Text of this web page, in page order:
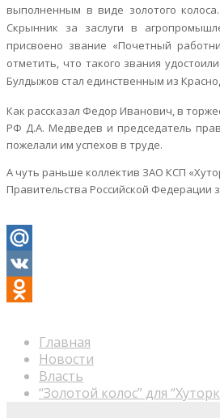
Главная
Новости
Власть
“Золотой колос” для
выполненным в виде золотого
Скрынник за заслуги в
присвоено звание «Почетный
отметить, что такого звания
Булдыжов стал единственным из
Как рассказал Федор Иванович, в
РФ Д.А. Медведев и председатель
пожелали им успехов в труде.
А чуть раньше коллектив ЗАО КСП
Правительства Российской Федерации
Mail.Ru
VK